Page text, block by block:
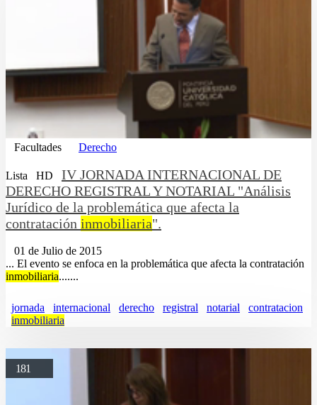
Facultades Derecho
Lista HD
IV JORNADA INTERNACIONAL DE
DERECHO REGISTRAL Y NOTARIAL "Análisis
Jurídico de la problemática que afecta la
contratación inmobiliaria".
01 de Julio de 2015
... El evento se enfoca en la problemática que afecta la contratación
inmobiliaria.......
jornada internacional derecho registral notarial
contratacion
inmobiliaria
181